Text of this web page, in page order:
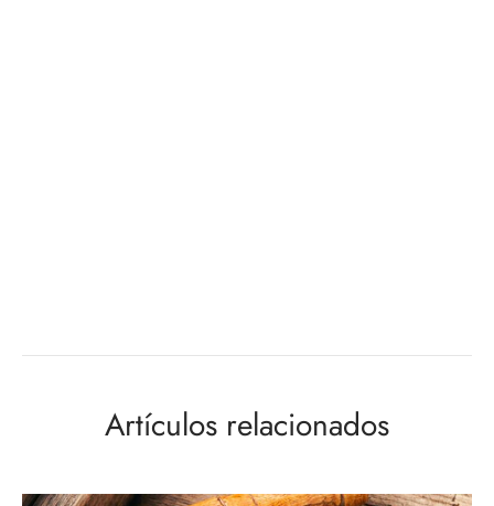
Artículos relacionados